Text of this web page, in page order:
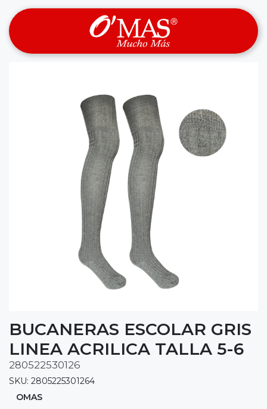
BUCANERAS ESCOLAR GRIS
LINEA ACRILICA TALLA 5-6
280522530126
SKU: 2805225301264
OMAS